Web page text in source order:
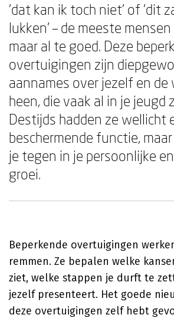
'dat kan ik toch niet' of 'dit
lukken' – de meeste
maar al te goed. Deze
overtuigingen zijn
aannames over jezelf en de
heen, die vaak al in je jeugd
Destijds hadden ze wellicht
beschermende functie,
je tegen in je persoonlijke
groei.
Beperkende overtuigingen
remmen. Ze bepalen welke
ziet, welke stappen je durft te
jezelf presenteert. Het goede
deze overtuigingen zelf hebt